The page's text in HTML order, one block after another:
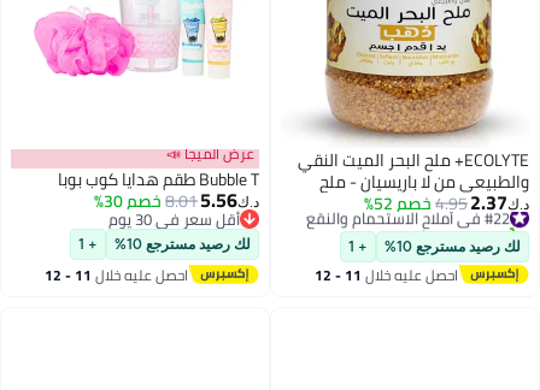
ECOLYTE+ ملح البحر الميت النقي
والطبيعي من لا باريسيان - ملح
حمام ذهبي للعناية باليدين
والقدمين والجسم (2 كجم)
د.ك‏2.37
4.95خصم 52% #22 في أملاح الاستحمام والنقع
تم بيع +10 مؤخرًا
#22 في أملاح الاستحمام والنقع
لك رصيد مسترجع 10% + 1
احصل عليه خلال 11 - 12
اغسطس
عرض الميجا 📣
Bubble T طقم هدايا كوب بوبا
د.ك‏5.56
8.01خصم 30%
أقل سعر في 30 يوم
أقل سعر في 30 يوم
لك رصيد مسترجع 10% + 1
احصل عليه خلال 11 - 12
اغسطس